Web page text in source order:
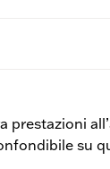
prestazioni
su